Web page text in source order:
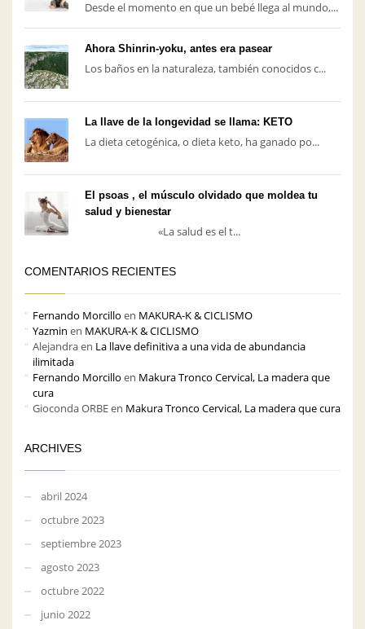
Desde el momento en que un bebé llega al mundo,...
Ahora Shinrin-yoku, antes era pasear
Los baños en la naturaleza, también conocidos c...
La llave de la longevidad se llama: KETO
La dieta cetogénica, o dieta keto, ha ganado po...
El psoas , el músculo olvidado que moldea tu
salud y bienestar
«La salud es el t...
COMENTARIOS RECIENTES
Fernando Morcillo en MAKURA-K & CICLISMO
Yazmin en MAKURA-K & CICLISMO
Alejandraen La llave definitiva a una vida de abundancia
ilimitada
Fernando Morcillo en Makura Tronco Cervical, La madera que
cura
Gioconda ORBEen Makura Tronco Cervical, La madera que cura
ARCHIVES
abril 2024
octubre 2023
septiembre 2023
agosto 2023
octubre 2022
junio 2022